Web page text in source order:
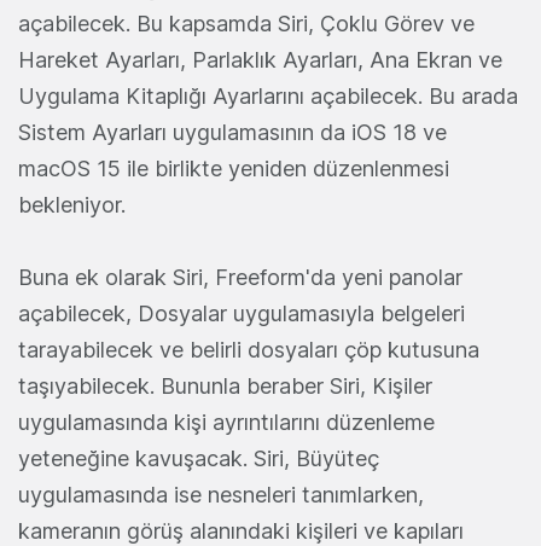
açabilecek. Bu kapsamda Siri, Çoklu Görev ve
Hareket Ayarları, Parlaklık Ayarları, Ana Ekran ve
Uygulama Kitaplığı Ayarlarını açabilecek. Bu arada
Sistem Ayarları uygulamasının da iOS 18 ve
macOS 15 ile birlikte yeniden düzenlenmesi
bekleniyor.
Buna ek olarak Siri, Freeform'da yeni panolar
açabilecek, Dosyalar uygulamasıyla belgeleri
tarayabilecek ve belirli dosyaları çöp kutusuna
taşıyabilecek. Bununla beraber Siri, Kişiler
uygulamasında kişi ayrıntılarını düzenleme
yeteneğine kavuşacak. Siri, Büyüteç
uygulamasında ise nesneleri tanımlarken,
kameranın görüş alanındaki kişileri ve kapıları